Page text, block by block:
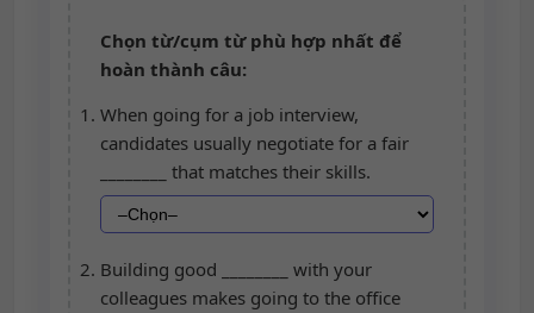
Chọn từ/cụm từ phù hợp nhất để
hoàn thành câu:
When going for a job interview,
candidates usually negotiate for a fair
________ that matches their skills.
Building good ________ with your
colleagues makes going to the office